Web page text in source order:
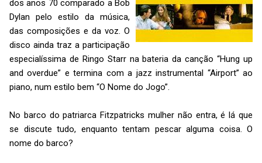
dos anos 70 comparado a Bob
Dylan pelo estilo da música,
das composições e da voz. O
disco ainda traz a participação
especialíssima de Ringo Starr na bateria da canção “Hung up
and overdue” e termina com a jazz instrumental “Airport” ao
piano, num estilo bem “O Nome do Jogo”.
No barco do patriarca Fitzpatricks mulher não entra, é lá que
se discute tudo, enquanto tentam pescar alguma coisa. O
nome do barco?